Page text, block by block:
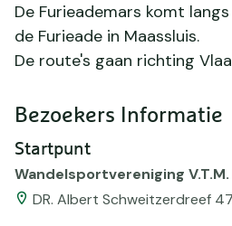
De Furieademars komt
de Furieade in Maassluis.
De route's gaan richting
Bezoekers Informatie
Startpunt
Wandelsportvereniging V.T.M.
DR. Albert Schweitzerdreef